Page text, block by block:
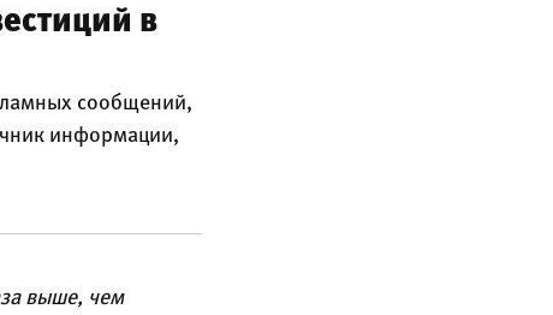
в
сообщений,
информации,
выше, чем